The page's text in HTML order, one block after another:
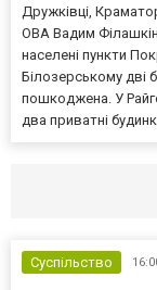
Дружківці,
ОВА Вадим
населені пункти
Білозерському дві
пошкоджена. У
два приватні
Суспільство